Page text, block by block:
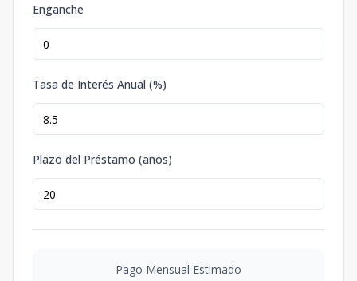
Enganche
Tasa de Interés Anual (%)
Plazo del Préstamo (años)
Pago Mensual Estimado